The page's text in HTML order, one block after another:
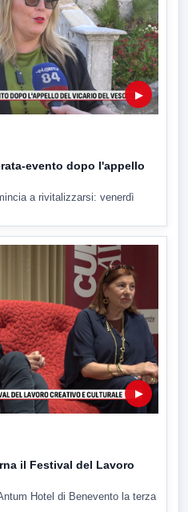
▶
evento dopo l'appello
a rivitalizzarsi: venerdì
▶
il Festival del Lavoro
Hotel di Benevento la terza